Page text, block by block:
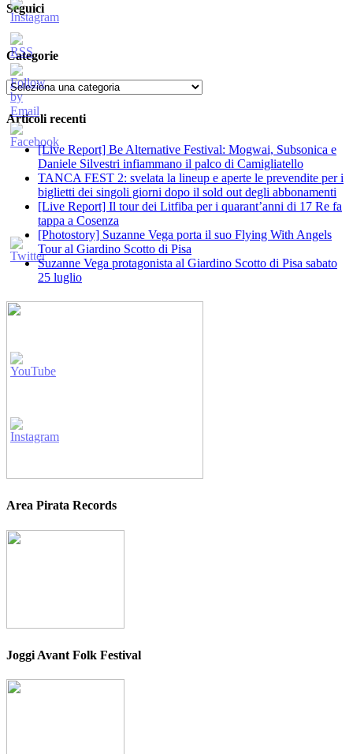
Seguici
Categorie
Categorie
Articoli recenti
[Live Report] Be Alternative Festival: Mogwai, Subsonica e
Daniele Silvestri infiammano il palco di Camigliatello
TANCA FEST 2: svelata la lineup e aperte le prevendite per i
biglietti dei singoli giorni dopo il sold out degli abbonamenti
[Live Report] Il tour dei Litfiba per i quarant’anni di 17 Re fa
tappa a Cosenza
[Photostory] Suzanne Vega porta il suo Flying With Angels
Tour al Giardino Scotto di Pisa
Suzanne Vega protagonista al Giardino Scotto di Pisa sabato
25 luglio
Area Pirata Records
Joggi Avant Folk Festival